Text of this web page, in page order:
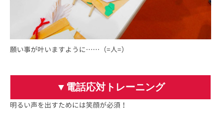
願い事が叶いますように……（=人=）
▼電話応対トレーニング
明るい声を出すためには笑顔が必須！